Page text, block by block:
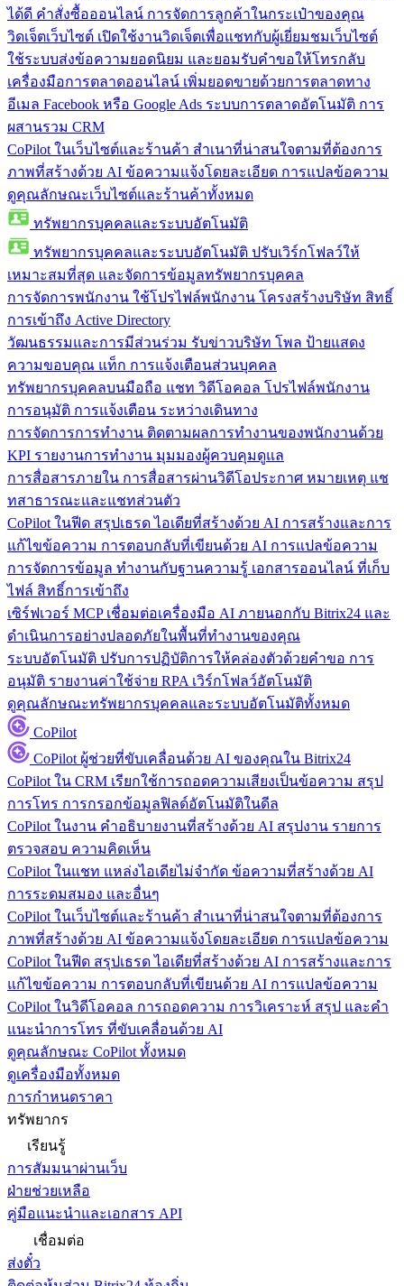
ได้ดี คำสั่งซื้อออนไลน์ การจัดการลูกค้าในกระเป๋าของคุณ
วิดเจ็ตเว็บไซต์ เปิดใช้งานวิดเจ็ตเพื่อแชทกับผู้เยี่ยมชมเว็บไซต์
ใช้ระบบส่งข้อความยอดนิยม และยอมรับคำขอให้โทรกลับ
เครื่องมือการตลาดออนไลน์ เพิ่มยอดขายด้วยการตลาดทาง
อีเมล Facebook หรือ Google Ads ระบบการตลาดอัตโนมัติ การ
ผสานรวม CRM
CoPilot ในเว็บไซต์และร้านค้า สำเนาที่น่าสนใจตามที่ต้องการ
ภาพที่สร้างด้วย AI ข้อความแจ้งโดยละเอียด การแปลข้อความ
ดูคุณลักษณะเว็บไซต์และร้านค้าทั้งหมด
ทรัพยากรบุคคลและระบบอัตโนมัติ
ทรัพยากรบุคคลและระบบอัตโนมัติ ปรับเวิร์กโฟลว์ให้
เหมาะสมที่สุด และจัดการข้อมูลทรัพยากรบุคคล
การจัดการพนักงาน ใช้โปรไฟล์พนักงาน โครงสร้างบริษัท สิทธิ์
การเข้าถึง Active Directory
วัฒนธรรมและการมีส่วนร่วม รับข่าวบริษัท โพล ป้ายแสดง
ความขอบคุณ แท็ก การแจ้งเตือนส่วนบุคคล
ทรัพยากรบุคคลบนมือถือ แชท วิดีโอคอล โปรไฟล์พนักงาน
การอนุมัติ การแจ้งเตือน ระหว่างเดินทาง
การจัดการการทำงาน ติดตามผลการทำงานของพนักงานด้วย
KPI รายงานการทำงาน มุมมองผู้ควบคุมดูแล
การสื่อสารภายใน การสื่อสารผ่านวิดีโอประกาศ หมายเหตุ แช
ทสาธารณะและแชทส่วนตัว
CoPilot ในฟีด สรุปเธรด ไอเดียที่สร้างด้วย AI การสร้างและการ
แก้ไขข้อความ การตอบกลับที่เขียนด้วย AI การแปลข้อความ
การจัดการข้อมูล ทำงานกับฐานความรู้ เอกสารออนไลน์ ที่เก็บ
ไฟล์ สิทธิ์การเข้าถึง
เซิร์ฟเวอร์ MCP เชื่อมต่อเครื่องมือ AI ภายนอกกับ Bitrix24 และ
ดำเนินการอย่างปลอดภัยในพื้นที่ทำงานของคุณ
ระบบอัตโนมัติ ปรับการปฏิบัติการให้คล่องตัวด้วยคำขอ การ
อนุมัติ รายงานค่าใช้จ่าย RPA เวิร์กโฟลว์อัตโนมัติ
ดูคุณลักษณะทรัพยากรบุคคลและระบบอัตโนมัติทั้งหมด
CoPilot
CoPilot ผู้ช่วยที่ขับเคลื่อนด้วย AI ของคุณใน Bitrix24
CoPilot ใน CRM เรียกใช้การถอดความเสียงเป็นข้อความ สรุป
การโทร การกรอกข้อมูลฟิลด์อัตโนมัติในดีล
CoPilot ในงาน คำอธิบายงานที่สร้างด้วย AI สรุปงาน รายการ
ตรวจสอบ ความคิดเห็น
CoPilot ในแชท แหล่งไอเดียไม่จำกัด ข้อความที่สร้างด้วย AI
การระดมสมอง และอื่นๆ
CoPilot ในเว็บไซต์และร้านค้า สำเนาที่น่าสนใจตามที่ต้องการ
ภาพที่สร้างด้วย AI ข้อความแจ้งโดยละเอียด การแปลข้อความ
CoPilot ในฟีด สรุปเธรด ไอเดียที่สร้างด้วย AI การสร้างและการ
แก้ไขข้อความ การตอบกลับที่เขียนด้วย AI การแปลข้อความ
CoPilot ในวิดีโอคอล การถอดความ การวิเคราะห์ สรุป และคำ
แนะนำการโทร ที่ขับเคลื่อนด้วย AI
ดูคุณลักษณะ CoPilot ทั้งหมด
ดูเครื่องมือทั้งหมด
การกำหนดราคา
ทรัพยากร
เรียนรู้
การสัมมนาผ่านเว็บ
ฝ่ายช่วยเหลือ
คู่มือแนะนำและเอกสาร API
เชื่อมต่อ
ส่งตั๋ว